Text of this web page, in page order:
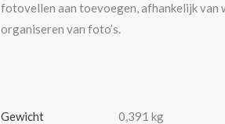
fotovellen aan toevoegen, afhankelijk van
organiseren van foto’s.
Gewicht 0,391 kg